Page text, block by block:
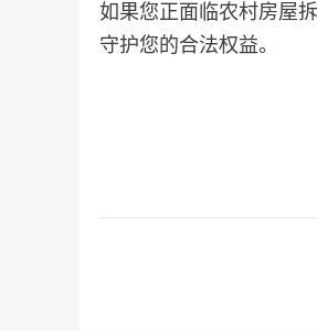
如果您正面临农村房屋
守护您的合法权益。